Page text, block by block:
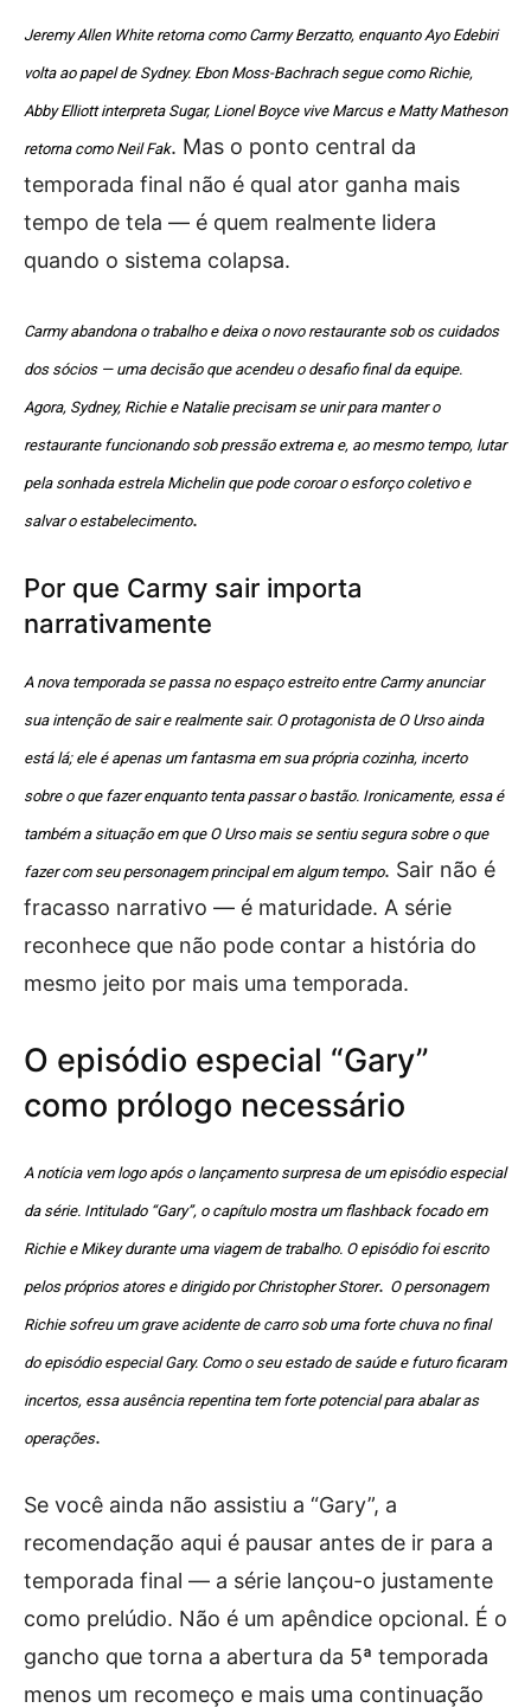
Jeremy Allen White retorna como Carmy Berzatto, enquanto Ayo Edebiri
volta ao papel de Sydney. Ebon Moss-Bachrach segue como Richie,
Abby Elliott interpreta Sugar, Lionel Boyce vive Marcus e Matty Matheson
retorna como Neil Fak. Mas o ponto central da
temporada final não é qual ator ganha mais
tempo de tela — é quem realmente lidera
quando o sistema colapsa.
Carmy abandona o trabalho e deixa o novo restaurante sob os cuidados
dos sócios — uma decisão que acendeu o desafio final da equipe.
Agora, Sydney, Richie e Natalie precisam se unir para manter o
restaurante funcionando sob pressão extrema e, ao mesmo tempo, lutar
pela sonhada estrela Michelin que pode coroar o esforço coletivo e
salvar o estabelecimento.
Por que Carmy sair importa
narrativamente
A nova temporada se passa no espaço estreito entre Carmy anunciar
sua intenção de sair e realmente sair. O protagonista de O Urso ainda
está lá; ele é apenas um fantasma em sua própria cozinha, incerto
sobre o que fazer enquanto tenta passar o bastão. Ironicamente, essa é
também a situação em que O Urso mais se sentiu segura sobre o que
fazer com seu personagem principal em algum tempo. Sair não é
fracasso narrativo — é maturidade. A série
reconhece que não pode contar a história do
mesmo jeito por mais uma temporada.
O episódio especial “Gary”
como prólogo necessário
A notícia vem logo após o lançamento surpresa de um episódio especial
da série. Intitulado “Gary”, o capítulo mostra um flashback focado em
Richie e Mikey durante uma viagem de trabalho. O episódio foi escrito
pelos próprios atores e dirigido por Christopher Storer. O personagem
Richie sofreu um grave acidente de carro sob uma forte chuva no final
do episódio especial Gary. Como o seu estado de saúde e futuro ficaram
incertos, essa ausência repentina tem forte potencial para abalar as
operações.
Se você ainda não assistiu a “Gary”, a
recomendação aqui é pausar antes de ir para a
temporada final — a série lançou-o justamente
como prelúdio. Não é um apêndice opcional. É o
gancho que torna a abertura da 5ª temporada
menos um recomeço e mais uma continuação